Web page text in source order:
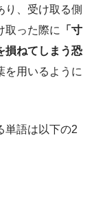
り、受け取る側
取った際に
「寸
損ねてしまう恐
を用いるように
単語は以下の2